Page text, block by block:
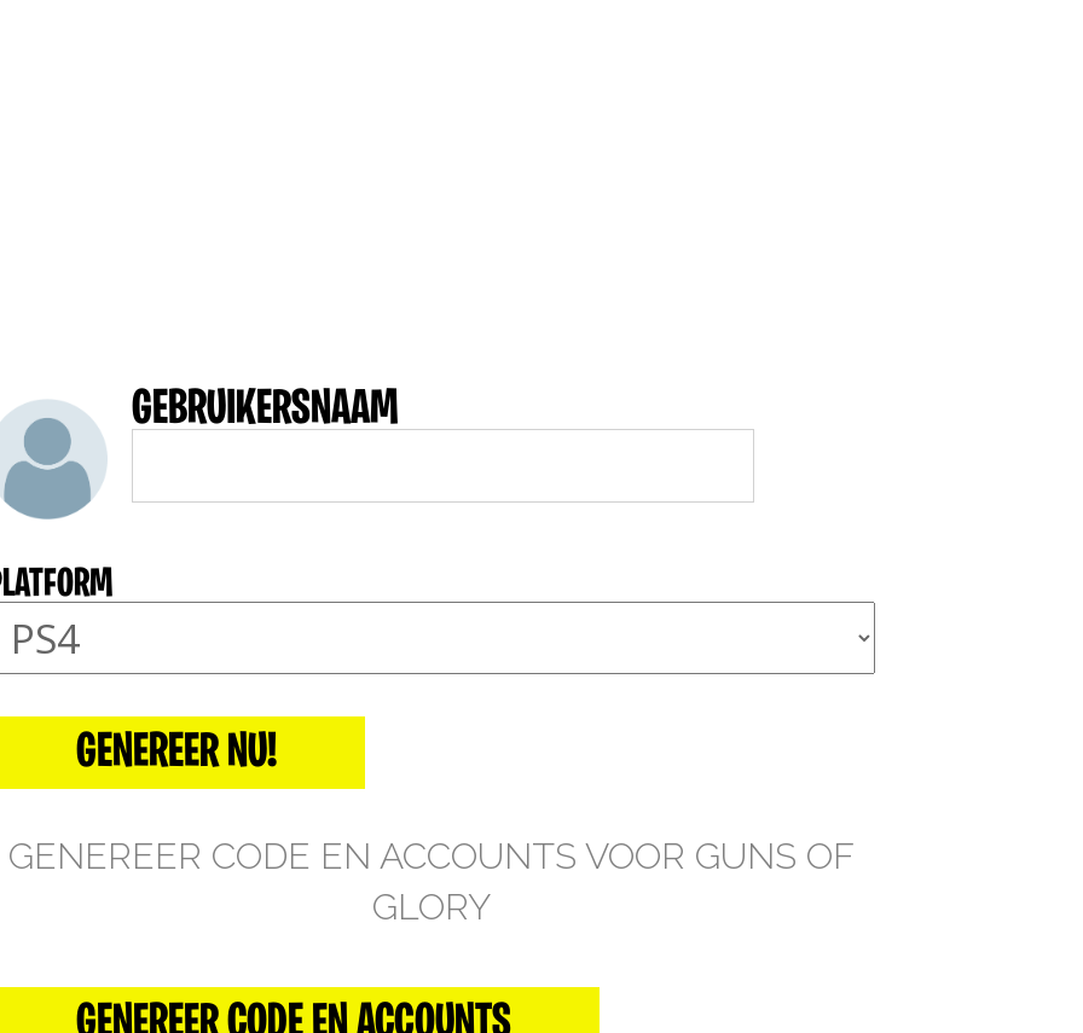
GEBRUIKERSNAAM
GENEREER NU!
GENEREER CODE EN ACCOUNTS VOOR GUNS OF
GLORY